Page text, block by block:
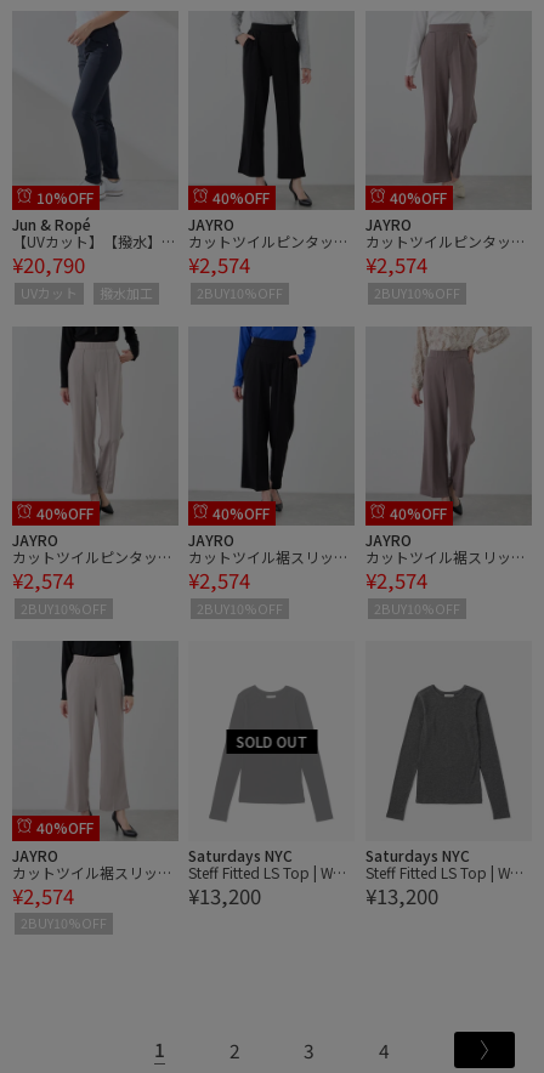
10%OFF
Jun & Ropé
【UVカット】【撥水】
【防透け】【ストレッ
チ】ボディシェルスキニ
ーパンツ
¥20,790
UVカット 撥水加工
40%OFF
JAYRO
カットツイルピンタック
入りストレートパンツ
¥2,574
2BUY10%OFF
40%OFF
JAYRO
カットツイルピンタック
入りストレートパンツ
¥2,574
2BUY10%OFF
40%OFF
JAYRO
カットツイルピンタック
入りストレートパンツ
¥2,574
2BUY10%OFF
40%OFF
JAYRO
カットツイル裾スリット
入りパンツ
¥2,574
2BUY10%OFF
40%OFF
JAYRO
カットツイル裾スリット
入りパンツ
¥2,574
2BUY10%OFF
40%OFF
JAYRO
カットツイル裾スリット
入りパンツ
¥2,574
2BUY10%OFF
Saturdays NYC
Steff Fitted LS Top | WO
MEN
¥13,200
Saturdays NYC
Steff Fitted LS Top | WO
MEN
¥13,200
1 2 3 4